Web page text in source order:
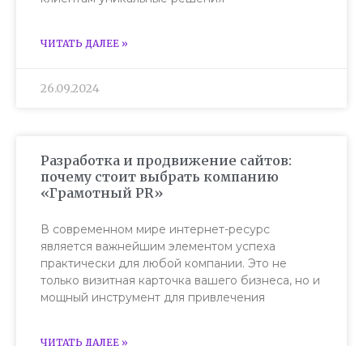
ЧИТАТЬ ДАЛЕЕ »
26.09.2024
Разработка и продвижение сайтов:
почему стоит выбрать компанию
«Грамотный PR»
В современном мире интернет-ресурс
является важнейшим элементом успеха
практически для любой компании. Это не
только визитная карточка вашего бизнеса, но и
мощный инструмент для привлечения
ЧИТАТЬ ДАЛЕЕ »